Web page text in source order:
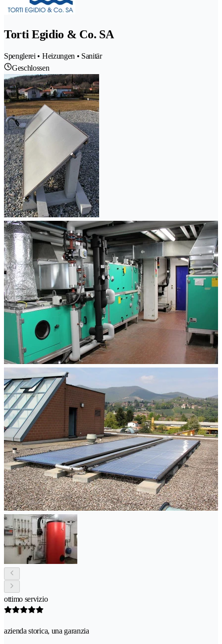
Torti Egidio & Co. SA
Spenglerei • Heizungen • Sanitär
Geschlossen
ottimo servizio
azienda storica, una garanzia